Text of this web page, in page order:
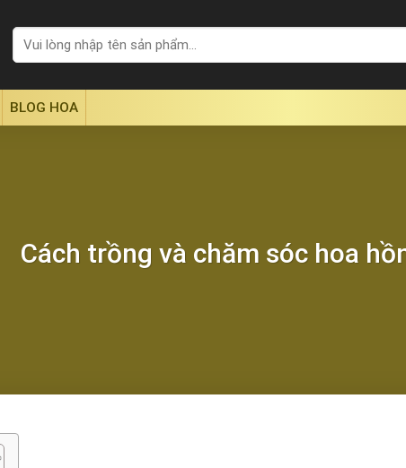
Tìm
kiếm:
BLOG HOA
Cách trồng và chăm sóc hoa